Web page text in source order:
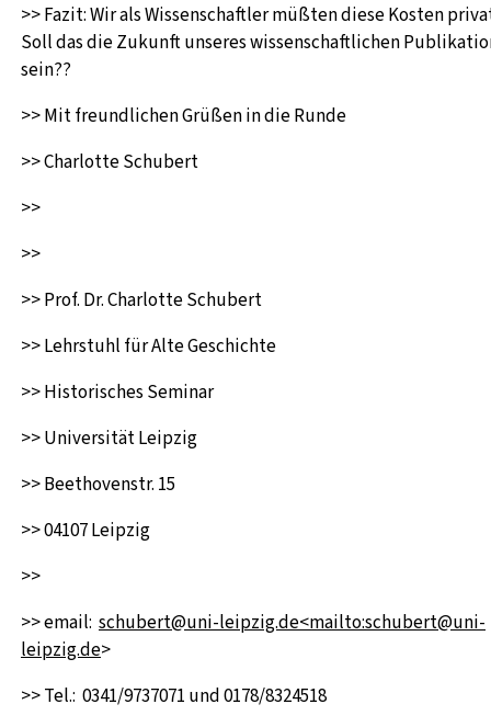
>> Fazit: Wir als Wissenschaftler müßten diese Kosten
Soll das die Zukunft unseres wissenschaftlichen
sein??
>> Mit freundlichen Grüßen in die Runde
>> Charlotte Schubert
>>
>>
>> Prof. Dr. Charlotte Schubert
>> Lehrstuhl für Alte Geschichte
>> Historisches Seminar
>> Universität Leipzig
>> Beethovenstr. 15
>> 04107 Leipzig
>>
>> email: schubert@uni-leipzig.de<mailto:schubert@uni-
leipzig.de>
>> Tel.: 0341/9737071 und 0178/8324518